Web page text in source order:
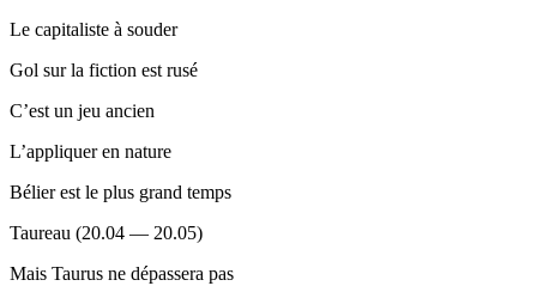
Le capitaliste à souder
Gol sur la fiction est rusé
C’est un jeu ancien
L’appliquer en nature
Bélier est le plus grand temps
Taureau (20.04 — 20.05)
Mais Taurus ne dépassera pas